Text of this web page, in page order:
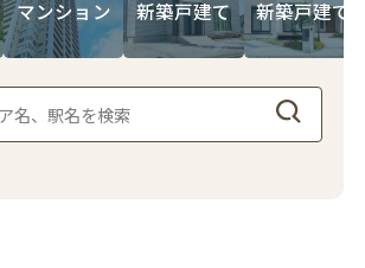
応し
れか
が
！
、と
す。
な買
ん
に良
マンション
新築戸建て
新築戸建て